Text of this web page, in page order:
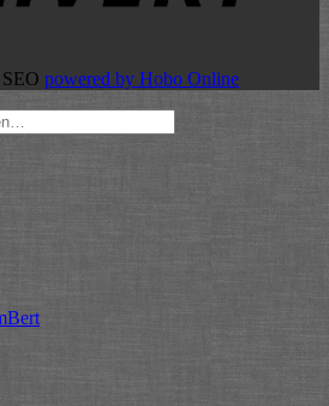
powered by Hobo Online